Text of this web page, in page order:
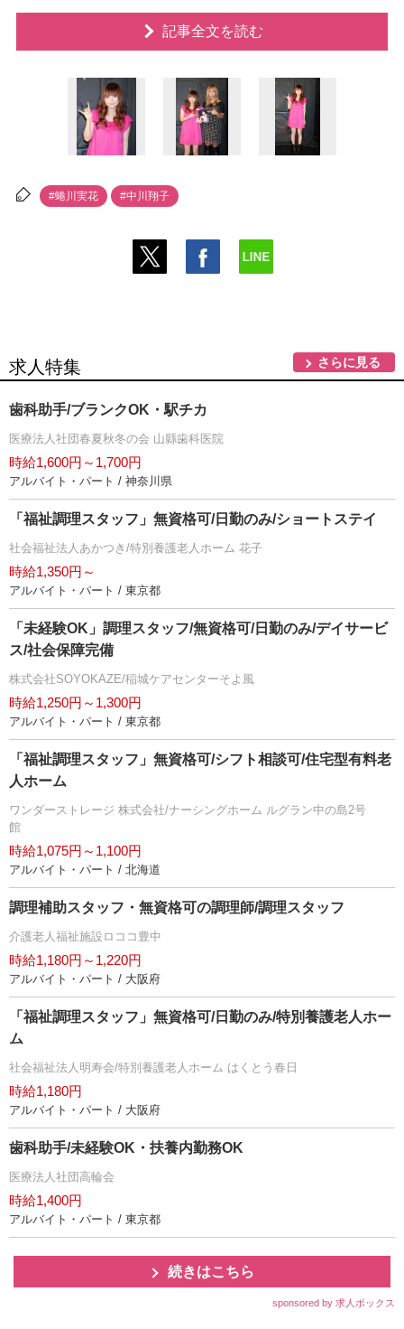
記事全文を読む
#蜷川実花 #中川翔子
求人特集 さらに見る
歯科助手/ブランクOK・駅チカ
医療法人社団春夏秋冬の会 山縣歯科医院
時給1,600円～1,700円
アルバイト・パート / 神奈川県
「福祉調理スタッフ」無資格可/日勤のみ/ショートステイ
社会福祉法人あかつき/特別養護老人ホーム 花子
時給1,350円～
アルバイト・パート / 東京都
「未経験OK」調理スタッフ/無資格可/日勤のみ/デイサービ
ス/社会保障完備
株式会社SOYOKAZE/稲城ケアセンターそよ風
時給1,250円～1,300円
アルバイト・パート / 東京都
「福祉調理スタッフ」無資格可/シフト相談可/住宅型有料老
人ホーム
ワンダーストレージ 株式会社/ナーシングホーム ルグラン中の島2号
館
時給1,075円～1,100円
アルバイト・パート / 北海道
調理補助スタッフ・無資格可の調理師/調理スタッフ
介護老人福祉施設ロココ豊中
時給1,180円～1,220円
アルバイト・パート / 大阪府
「福祉調理スタッフ」無資格可/日勤のみ/特別養護老人ホー
ム
社会福祉法人明寿会/特別養護老人ホーム はくとう春日
時給1,180円
アルバイト・パート / 大阪府
歯科助手/未経験OK・扶養内勤務OK
医療法人社団高輪会
時給1,400円
アルバイト・パート / 東京都
続きはこちら
sponsored by 求人ボックス